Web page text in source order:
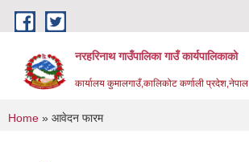
Skip to main content
नरहरिनाथ गाउँपालिका गाउँ कार्यपालिकाको
कार्यालय कुमालगाउँ,कालिकोट कर्णाली प्रदेश,नेपाल
You are here
Home » आवेदन फारम